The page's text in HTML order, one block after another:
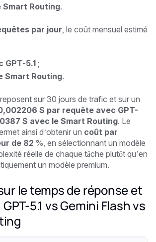
Smart Routing.
par jour , le coût mensuel estimé
GPT-5.1 ;
Smart Routing.
sur 30 jours de trafic et sur un
$ par requête avec GPT-
$ avec le Smart Routing. Le
ainsi d’obtenir un coût par
de 82 % , en sélectionnant un modèle
réelle de chaque tâche plutôt qu’en
un modèle premium.
le temps de réponse et
5.1 vs Gemini Flash vs